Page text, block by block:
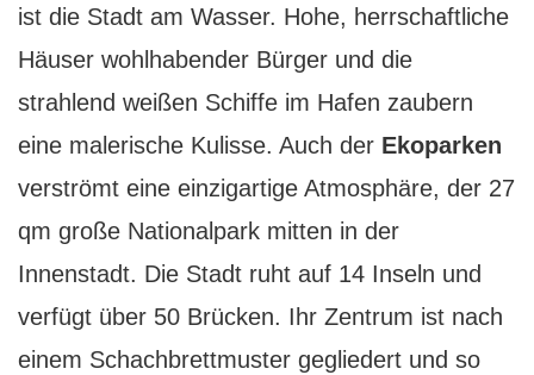
ist die Stadt am Wasser. Hohe, herrschaftliche
Häuser wohlhabender Bürger und die
strahlend weißen Schiffe im Hafen zaubern
eine malerische Kulisse. Auch der Ekoparken
verströmt eine einzigartige Atmosphäre, der 27
qm große Nationalpark mitten in der
Innenstadt. Die Stadt ruht auf 14 Inseln und
verfügt über 50 Brücken. Ihr Zentrum ist nach
einem Schachbrettmuster gegliedert und so